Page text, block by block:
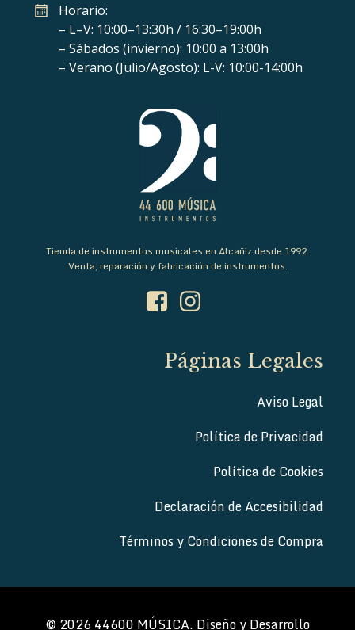
Horario:
– L–V: 10:00–13:30h / 16:30–19:00h
– Sábados (invierno): 10:00 a 13:00h
– Verano (Julio/Agosto): L-V: 10:00-14:00h
Tienda de instrumentos musicales en Alcañiz desde 1992.
Venta, reparación y fabricación de instrumentos.
Páginas Legales
Aviso Legal
Política de Privacidad
Política de Cookies
Declaración de Accesibilidad
Términos y Condiciones de Compra
© 2026 44600 MÚSICA. Diseño y Desarrollo